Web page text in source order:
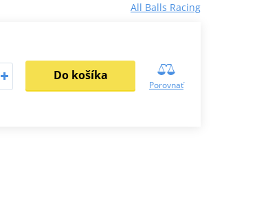
All Balls Racing
Do košíka
Porovnať